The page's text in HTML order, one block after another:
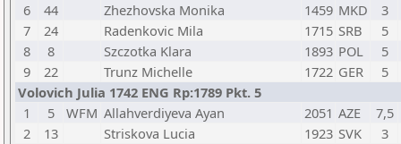
6
44 Zhezhovska Monika 1459 MKD
3
7
24 Radenkovic Mila 1715 SRB
5
8
8 Szczotka Klara 1893 POL
5
9
22 Trunz Michelle 1722 GER
5
Volovich Julia 1742 ENG Rp:1789 Pkt. 5
1
5 WFM Allahverdiyeva Ayan 2051 AZE
7,5
2
13 Striskova Lucia 1923 SVK
3